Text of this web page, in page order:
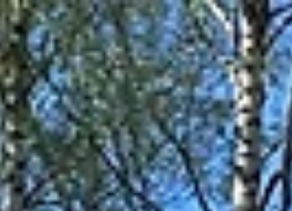
Besonders aufregend war der Moment, als die
Domino-Reihe schließlich umfiel. Die Kinder
hatten dabei viel Spaß und waren stolz auf ihre
Ideen. (SwJe)